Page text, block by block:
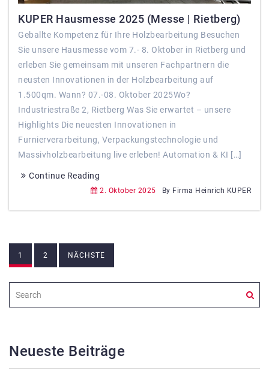
KUPER Hausmesse 2025 (Messe | Rietberg)
Geballte Kompetenz für Ihre Holzbearbeitung Besuchen
Sie unsere Hausmesse vom 7.- 8. Oktober in Rietberg und
erleben Sie gemeinsam mit unseren Fachpartnern die
neusten Innovationen in der Holzbearbeitung auf
1.500qm. Wann? 07.-08. Oktober 2025Wo?
Industriestraße 2, Rietberg Was Sie erwartet – unsere
Highlights Die neuesten Innovationen in
Furnierverarbeitung, Verpackungstechnologie und
Massivholzbearbeitung live erleben! Automation & KI […]
Continue Reading
2. Oktober 2025 By Firma Heinrich KUPER
Beitragsnavigation
1 2 NÄCHSTE
Neueste Beiträge